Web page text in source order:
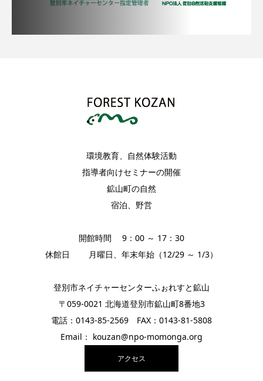
環境教育、自然体験活動
指導者向けセミナーの開催
鉱山町の自然
宿泊、野営
開館時間 9：00 ～ 17：30
休館日 月曜日、年末年始（12/29 ～ 1/3）
登別市ネイチャーセンターふぉれすと鉱山
〒059-0021 北海道登別市鉱山町8番地3
電話：0143-85-2569 FAX：0143-81-5808
Email： kouzan@npo-momonga.org
アクセス